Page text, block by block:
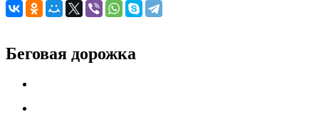
Беговая дорожка